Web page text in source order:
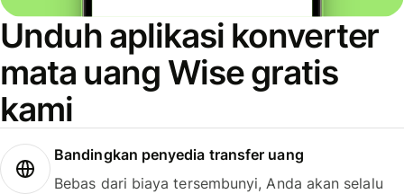
Unduh aplikasi konverter
mata uang Wise gratis
kami
Bandingkan penyedia transfer uang
Bebas dari biaya tersembunyi, Anda akan selalu